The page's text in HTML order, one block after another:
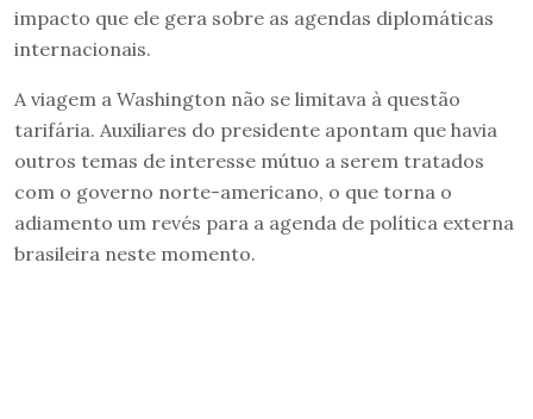
impacto que ele gera sobre as agendas diplomáticas
internacionais.
A viagem a Washington não se limitava à questão
tarifária. Auxiliares do presidente apontam que havia
outros temas de interesse mútuo a serem tratados
com o governo norte-americano, o que torna o
adiamento um revés para a agenda de política externa
brasileira neste momento.